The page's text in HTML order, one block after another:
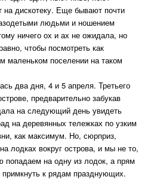
на дискотеку. Еще бывают почти
людьми и ношением
ничего ох и ах не ожидала, но
чтобы посмотреть как
маленьком поселении на таком
два дня, 4 и 5 апреля. Третьего
предварительно забукав
на следующий день увидеть
на деревянных тележках по узким
как максимум. Но, сюрприз,
лодках вокруг острова, и мы не то,
попадаем на одну из лодок, а прям
к рядам празднующих.